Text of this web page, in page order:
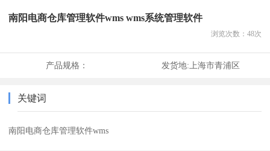
南阳电商仓库管理软件wms wms系统管理软件
浏览次数： 48次
产品规格： 发货地: 上海市青浦区
关键词
南阳电商仓库管理软件wms